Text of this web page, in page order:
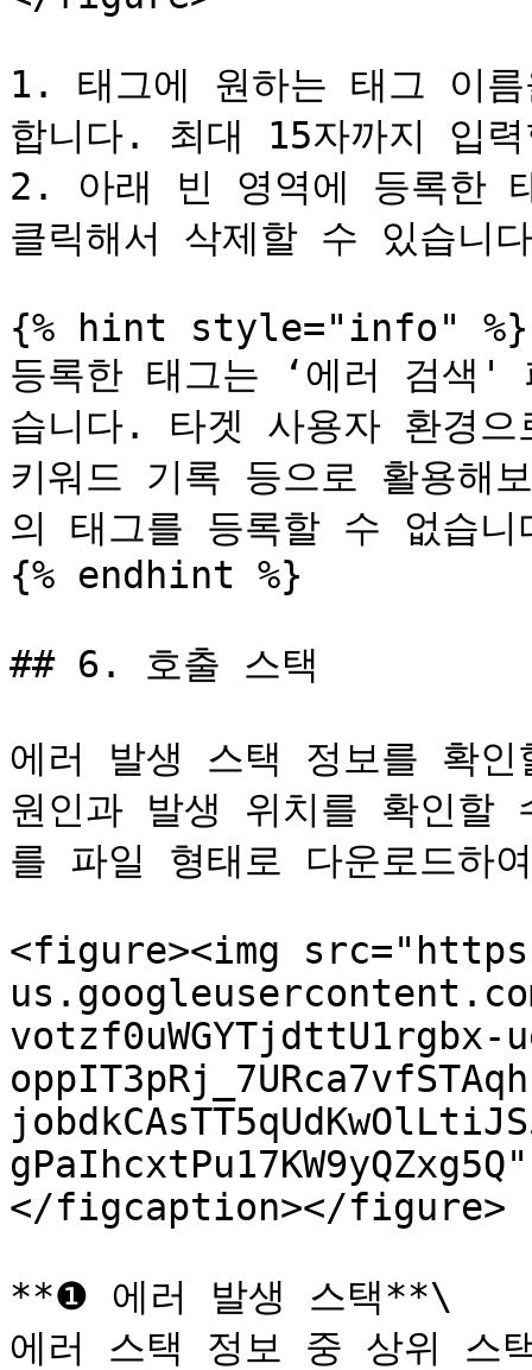
1. 태그에 원하는 태그 이
합니다. 최대 15자까지 입
2. 아래 빈 영역에 등록한
클릭해서 삭제할 수 있습니
{% hint style="info" %}
등록한 태그는 ‘에러 검색'
습니다. 타겟 사용자 환경
키워드 기록 등으로 활용해
의 태그를 등록할 수 없습
{% endhint %}
## 6. 호출 스택
에러 발생 스택 정보를 확
원인과 발생 위치를 확인할
를 파일 형태로 다운로드하
<figure><img
votzf0uWGYTjdttU1rgbx-
</figcaption></figure>
**❶ 에러 발생 스택**\
에러 스택 정보 중 상위 스